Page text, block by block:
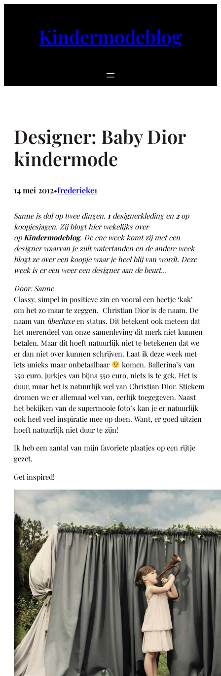
Kindermodeblog
Designer: Baby Dior
kindermode
14 mei 2012•frederieke1
Sanne is dol op twee dingen. 1 designerkleding en 2 op
koopjesjagen. Zij blogt hier wekelijks over
opKindermodeblog. De ene week komt zij met een
designer waarvan je zult watertanden en de andere week
blogt ze over een koopje waar je heel blij van wordt. Deze
week is er een weer een designer aan de beurt…
Door: Sanne
Classy, simpel in positieve zin en vooral een beetje ‘kak’
om het zo maar te zeggen. Christian Dior is de naam. De
naam van überluxeen status. Dit betekent ook meteen dat
het merendeel van onze samenleving dit merk niet kunnen
betalen. Maar dit hoeft natuurlijk niet te betekenen dat we
er dan niet over kunnen schrijven. Laat ik deze week met
iets unieks maar onbetaalbaar
komen. Ballerina’s van
350 euro, jurkjes van bijna 550 euro, niets is te gek. Het is
duur, maar het is natuurlijk wel van Christian Dior. Stiekem
dromen we er allemaal wel van, eerlijk toegegeven. Naast
het bekijken van de supermooie foto’s kan je er natuurlijk
ook heel veel inspiratie mee op doen. Want, er goed uitzien
hoeft natuurlijk niet duur te zijn!
Ik heb een aantal van mijn favoriete plaatjes op een rijtje
gezet.
Get inspired!